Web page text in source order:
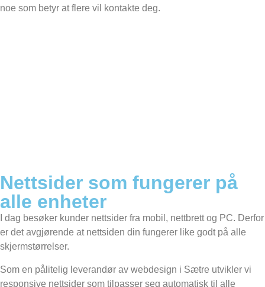
noe som betyr at flere vil kontakte deg.
Nettsider som fungerer på
alle enheter
I dag besøker kunder nettsider fra mobil, nettbrett og PC. Derfor
er det avgjørende at nettsiden din fungerer like godt på alle
skjermstørrelser.
Som en pålitelig leverandør av webdesign i Sætre utvikler vi
responsive nettsider som tilpasser seg automatisk til alle